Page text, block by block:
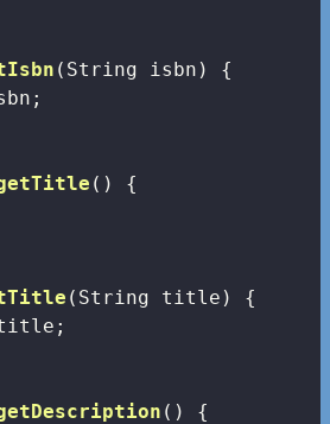
(String isbn)
{
()
{
(String title)
{
()
{